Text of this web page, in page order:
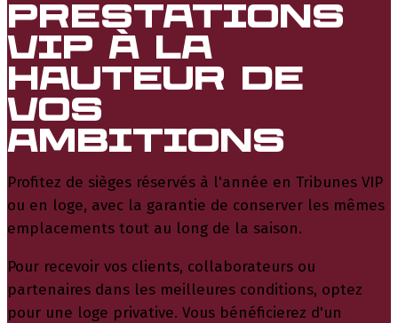
prestations
VIP à la
hauteur de
vos
ambitions
Profitez de sièges réservés à l'année en Tribunes VIP
ou en loge, avec la garantie de conserver les mêmes
emplacements tout au long de la saison.
Pour recevoir vos clients, collaborateurs ou
partenaires dans les meilleures conditions, optez
pour une loge privative. Vous bénéficierez d'un